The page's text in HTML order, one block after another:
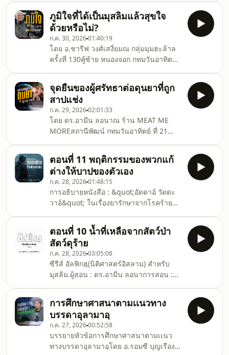
อังคาร หลังมักริบ มัสยิดอัลอะลาวีย์ บ้านม้า
ล่างรับชมได้ : ทุกวันศุกร์ความยาว : 1
ชั่วโมง.คำสั่งเสียของอิหม่ามผู้ยิ่งใหญ่ที่จะ
ทำให้ผู้แสวงหาความรู้ตระหนักถึงคุณค่า
ของชีวิตและเวลาที่มีจำกัดในดุนยา.สำนัก
พิมพ์อัซซาบิกูน
ภูมิใจที่ได้เป็นมุสลิมแล้วสุขใจ
ด้วยหรือไม่?
ก.ค. 30, 202601:40:19
โดย อ.ชารีฟ วงศ์เสงี่ยมณ กลุ่มมุมฮะล้าล
ครั้งที่ 130คู้ซ้าย หนองจอก กทมวันอาทิตย์
จุดยืนของผู้ศรัทธาต่อดุนยาที่ถูก
สาปแช่ง
ก.ค. 29, 202602:01:33
โดย ดร.อามีน ลอนาณ ร้าน MEAT ME
MOREสถานีพัฒน์ กทมวันอาทิตย์ ที่ 21
ตอนที่ 11 พฤติกรรมของพวกแก้
ต่างให้บาปของตัวเอง
ก.ค. 28, 202601:48:15
การอธิบายหนังสือ : &quot;อัดดาอ์ วัดดะ
วาอ์&quot; ในเรื่องยารักษาจากโรคร้าย
อิหม่าม อัลฮาฟิศ ชัมซุดดีน อบูอับดิลลาฮ์ มู
ฮัมหมัด อิบนุ อบีบักร์ อิบนุ อัยยูบ หรือที่รู้จัก
กันในชื่อ : &quot;อิบนุลก็อยยิม&quot;.ณ
สำนักพิมพ์อัซซาบิกูน รามคำแหง 30.สำนัก
พิมพ์อัซซาบิกูน
ตอนที่ 10 น้ำที่เหลือจากสัตว์ป่า
สัตว์ดุร้าย
ก.ค. 28, 202603:05:08
ซีรีส์ อัลฟิกฮฺ(นิติศาสตร์อิสลาม) สำหรับ
มุสลิม.ผู้สอน : ดร.อามีน ลอนาการสอน :
ทุกวันเสาร์หรืออาทิตย์ความยาว : 2-3
ชั่วโมง.อธิบายหลักนิติศาสตร์อิสลาม ที่ใช้
ในการดำเนินชีวิตของมุสลิมโดยจะแบ่ง
เป็น ฉบับย่อ สำหรับนำไปปฎิบัติตามได้
ทันทีและ ฉบับเชิงลึก แจกแจงหลักฐานและ
ความเห็นต่างของอุลามาอฺ.สำนักพิมพ์อัซ
การศึกษาศาสนาตามเเนวทาง
บรรดาอุลามาอฺ
ก.ค. 27, 202600:52:58
บรรยายหัวข้อการศึกษาศาสนาตามเเนว
ทางบรรดาอุลามาอฺโดย อ.รอมซี บุญเรือง